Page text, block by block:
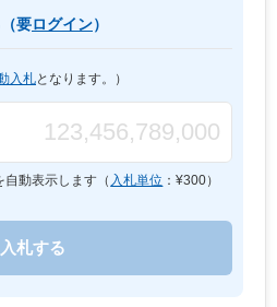
要ログイン）
入札となります。）
自動表示します（ 入札単位 ：¥300）